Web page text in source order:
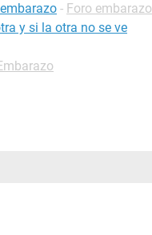
- Foro embarazo
y si la otra no se ve